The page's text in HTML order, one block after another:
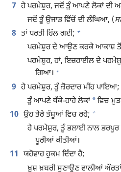
7 ਹੇ ਪਰਮੇਸ਼ੁਰ, ਜਦੋਂ ਤੂੰ ਆਪਣੇ ਲੋਕਾਂ ਦੀ
ਜਦੋਂ ਤੂੰ ਉਜਾੜ ਵਿੱਚੋਂ ਦੀ ਲੰਘਿਆ, (
8 ਤਾਂ ਧਰਤੀ ਹਿੱਲ ਗਈ; +
ਪਰਮੇਸ਼ੁਰ ਦੇ ਆਉਣ ਕਰਕੇ ਆਕਾਸ਼ ਤੋਂ
ਪਰਮੇਸ਼ੁਰ, ਹਾਂ, ਇਜ਼ਰਾਈਲ ਦੇ
ਗਿਆ। +
9 ਹੇ ਪਰਮੇਸ਼ੁਰ, ਤੂੰ ਜ਼ੋਰਦਾਰ ਮੀਂਹ ਪਾਇਆ;
ਤੂੰ ਆਪਣੇ ਥੱਕੇ-ਹਾਰੇ ਲੋਕਾਂ *ਵਿਚ
10 ਉਹ ਤੇਰੇ ਤੰਬੂਆਂ ਵਿਚ ਰਹੇ; +
ਹੇ ਪਰਮੇਸ਼ੁਰ, ਤੂੰ ਭਲਾਈ ਨਾਲ
ਪੂਰੀਆਂ ਕੀਤੀਆਂ।
11 ਯਹੋਵਾਹ ਹੁਕਮ ਦਿੰਦਾ ਹੈ;
ਖ਼ੁਸ਼ ਖ਼ਬਰੀ ਸੁਣਾਉਣ ਵਾਲੀਆਂ ਔਰਤਾਂ